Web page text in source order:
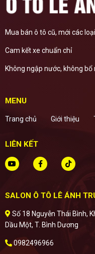
Mua bán ô tô cũ, mới các loại
Cam kết xe chuẩn chỉ
Không ngập nước, không bổ
MENU
Trang chủ Giới thiệu
LIÊN KẾT
SALON Ô TÔ LÊ ÁNH
Số 18 Nguyễn Thái Bình,
Dầu Một, T. Bình Dương
0982496966